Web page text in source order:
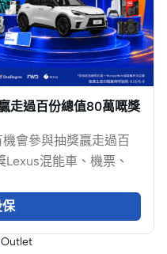
走過百份總值80萬嘅獎
會參與抽獎贏走過百
混能車、機票、
保